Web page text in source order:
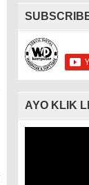
AYO KLIK